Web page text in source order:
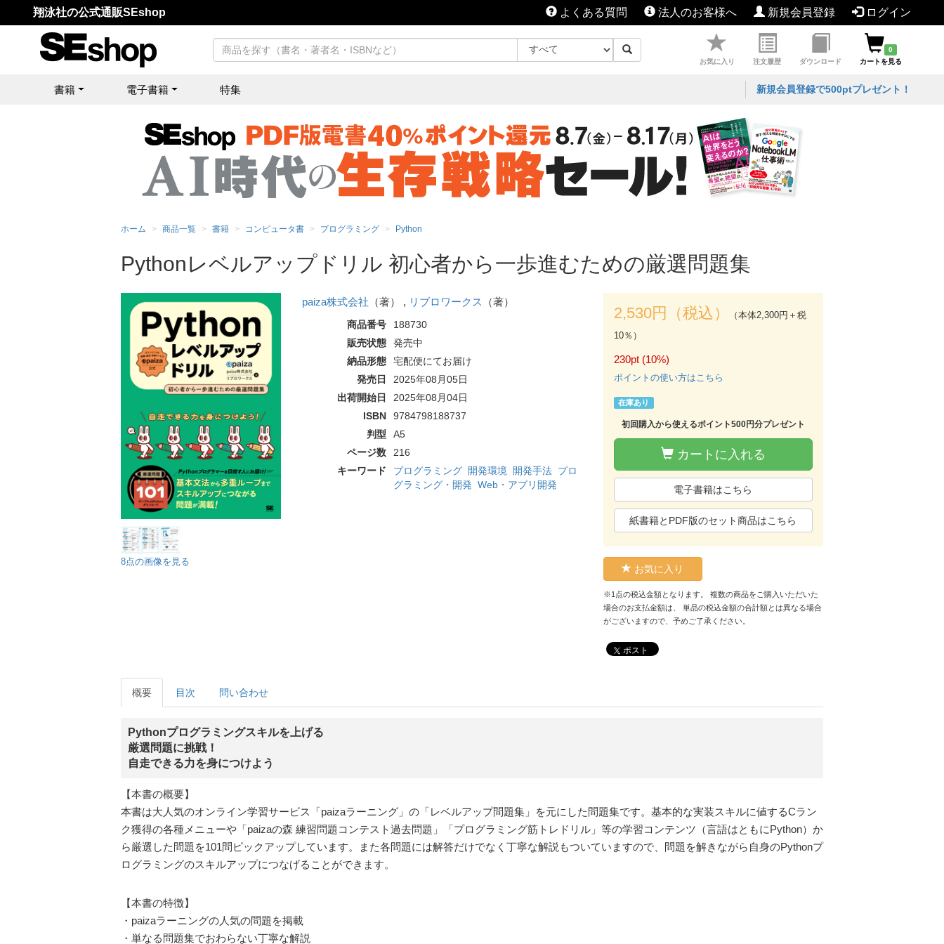
翔泳社の公式通販SEshop よくある質問 法人のお客様へ 新規会員登録 ログイン
お気に入り 注文履歴 ダウンロード
0
カートを見る
書籍 電子書籍 特集 新規会員登録で500ptプレゼント！
ホーム 商品一覧 書籍 コンピュータ書 プログラミング Python
Pythonレベルアップドリル 初心者から一歩進むための厳選問題集
8点の画像を見る
paiza株式会社 （著） , リブロワークス （著）
商品番号
188730
販売状態
発売中
納品形態
宅配便にてお届け
発売日
2025年08月05日
出荷開始日
2025年08月04日
ISBN
9784798188737
判型
A5
ページ数
216
キーワード
プログラミング 開発環境 開発手法 プロ
グラミング・開発 Web・アプリ開発
2,530円（税込）
（本体2,300円＋税
10％）
230pt (10%)
ポイントの使い方はこちら
在庫あり
初回購入から使えるポイント500円分プレゼント
カートに入れる
電子書籍はこちら
紙書籍とPDF版のセット商品はこちら
お気に入り
※1点の税込金額となります。 複数の商品をご購入いただいた
場合のお支払金額は、 単品の税込金額の合計額とは異なる場合
がございますので、予めご了承ください。
ポスト
概要 目次 問い合わせ
Pythonプログラミングスキルを上げる
厳選問題に挑戦！
自走できる力を身につけよう
【本書の概要】
本書は大人気のオンライン学習サービス「paizaラーニング」の「レベルアップ問題集」を元にした問題集です。基本的な実装スキルに値するCラン
ク獲得の各種メニューや「paizaの森 練習問題コンテスト過去問題」「プログラミング筋トレドリル」等の学習コンテンツ（言語はともにPython）か
ら厳選した問題を101問ピックアップしています。また各問題には解答だけでなく丁寧な解説もついていますので、問題を解きながら自身のPythonプ
ログラミングのスキルアップにつなげることができます。
【本書の特徴】
・paizaラーニングの人気の問題を掲載
・単なる問題集でおわらない丁寧な解説